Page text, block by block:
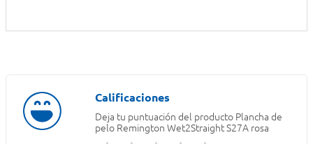
Deja tu puntuación del producto Plancha de
pelo Remington Wet2Straight S27A rosa